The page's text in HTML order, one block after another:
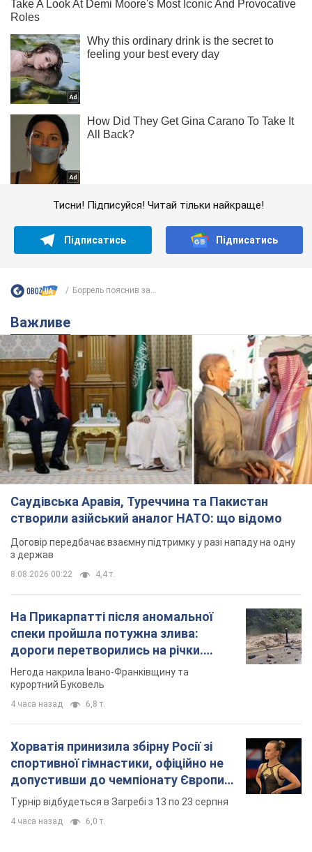
Тисни! Підписуйся! Читай тільки найкраще!
Підписатись Підписатись
Боррель пояснив за...
Важливе
Саудівська Аравія, Туреччина та Пакистан
створили азійський аналог НАТО: що відомо
Договір передбачає взаємну підтримку у разі нападу на одну
з держав
8.08.2026 00:22 4,4 т.
На Прикарпатті після аномальної
спеки пройшла потужна злива:
дороги перетворились на річки.
Відео
Негода накрила Івано-Франківщину та
курортний Буковель
4 часа назад 6,8 т.
Хорватія принизила збірну Росії зі
спортивної гімнастики, офіційно не
допустивши до чемпіонату Європи
основних спортсменів
Турнір відбудеться в Загребі з 13 по 23 серпня
4 часа назад 6,0 т.